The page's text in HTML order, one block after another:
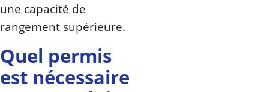
une capacité de
rangement supérieure.
Quel permis
est nécessaire